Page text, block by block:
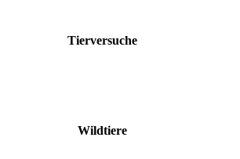
Tierversuche
Wildtiere